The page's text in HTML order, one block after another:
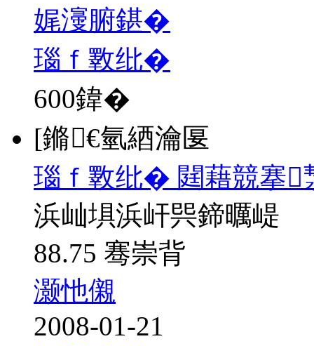
娓濅腑鍖�
瑙ｆ斁纰�
600鍏�
[鏅€氫綇瀹匽
瑙ｆ斁纰� 閮藉競搴
浜屾埧浜屽巺鍗曞崼
88.75 骞崇背
灏忚儭
2008-01-21